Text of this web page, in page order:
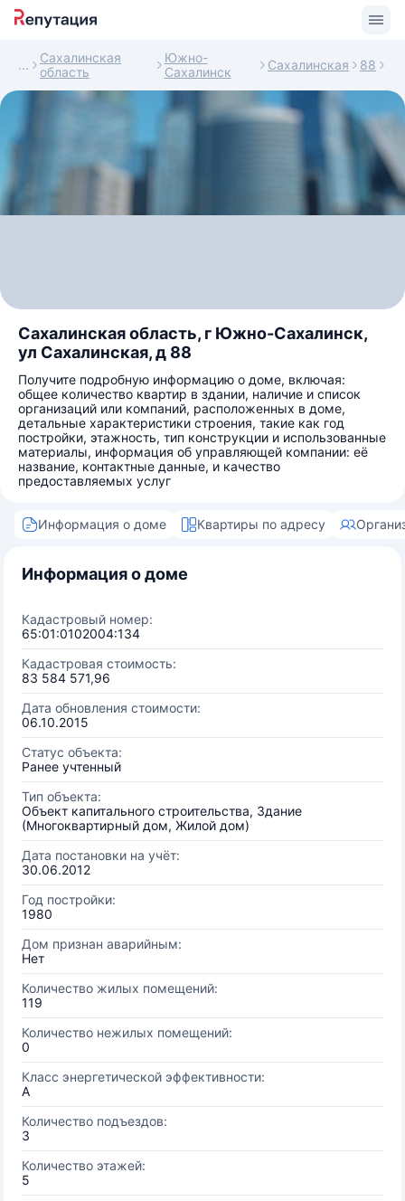
Сахалинская
область
Южно-
Сахалинск
Сахалинская 88
Сахалинская область, г Южно-Сахалинск,
ул Сахалинская, д 88
Получите подробную информацию о доме, включая:
общее количество квартир в здании, наличие и список
организаций или компаний, расположенных в доме,
детальные характеристики строения, такие как год
постройки, этажность, тип конструкции и использованные
материалы, информация об управляющей компании: её
название, контактные данные, и качество
предоставляемых услуг
Информация о доме Квартиры по адресу
Информация о доме
Кадастровый номер:
65:01:0102004:134
Кадастровая стоимость:
83 584 571,96
Дата обновления стоимости:
06.10.2015
Статус объекта:
Ранее учтенный
Тип объекта:
Объект капитального строительства, Здание
(Многоквартирный дом, Жилой дом)
Дата постановки на учёт:
30.06.2012
Год постройки:
1980
Дом признан аварийным:
Нет
Количество жилых помещений:
119
Количество нежилых помещений:
0
Класс энергетической эффективности:
A
Количество подъездов:
3
Количество этажей:
5